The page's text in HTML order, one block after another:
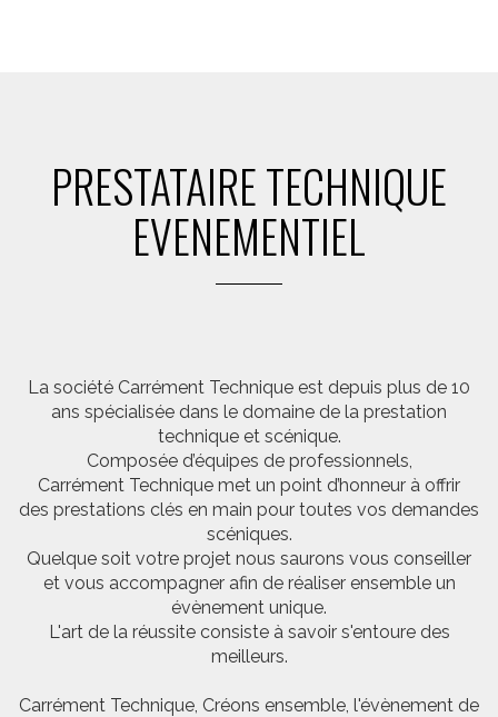
PRESTATAIRE TECHNIQUE
EVENEMENTIEL
La société Carrément Technique est depuis plus de 10
ans spécialisée dans le domaine de la prestation
technique et scénique.
Composée d’équipes de professionnels,
Carrément Technique met un point d’honneur à offrir
des prestations clés en main pour toutes vos demandes
scéniques.
Quelque soit votre projet nous saurons vous conseiller
et vous accompagner afin de réaliser ensemble un
évènement unique.
L'art de la réussite consiste à savoir s'entoure des
meilleurs.
Carrément Technique, Créons ensemble, l'évènement de